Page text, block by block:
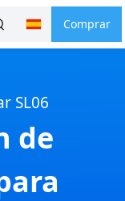
Comprar
SL06
de